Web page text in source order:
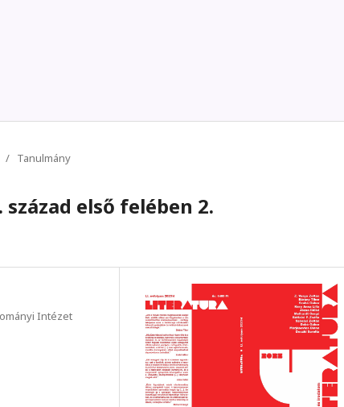
/ Tanulmány
első felében 2.
Intézet